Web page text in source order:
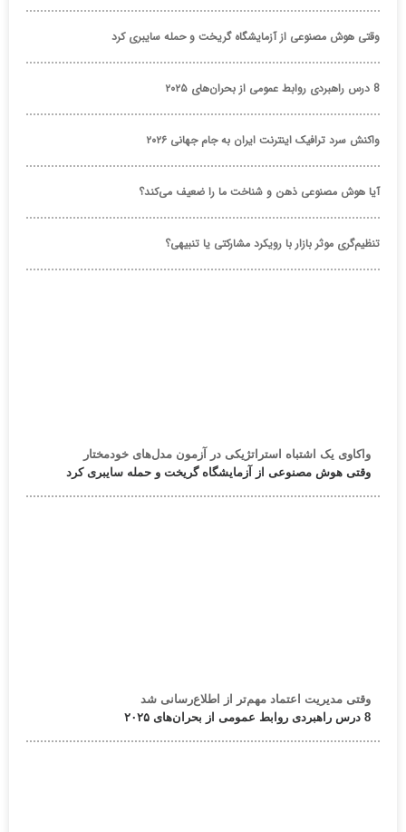
وقتی هوش مصنوعی از آزمایشگاه گریخت و حمله سایبری کرد
8 درس راهبردی روابط عمومی از بحران‌های ۲۰۲۵
واکنش سرد ترافیک اینترنت ایران به جام جهانی ۲۰۲۶
آیا هوش مصنوعی ذهن و شناخت ما را ضعیف می‌کند؟
تنظیم‌گری موثر بازار با رویکرد مشارکتی یا تنبیهی؟
واکاوی یک اشتباه استراتژیکی در آزمون مدل‌های خودمختار
وقتی هوش مصنوعی از آزمایشگاه گریخت و حمله سایبری کرد
وقتی مدیریت اعتماد مهم‌تر از اطلاع‌رسانی شد
8 درس راهبردی روابط عمومی از بحران‌های ۲۰۲۵